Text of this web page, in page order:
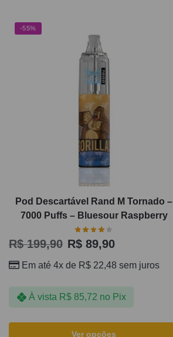
-55%
Pod Descartável Rand M Tornado –
7000 Puffs – Bluesour Raspberry
R$199,90 R$ 89,90
Em até 4x de R$ 22,48 sem juros
À vista R$85,72 no Pix
Ver opções